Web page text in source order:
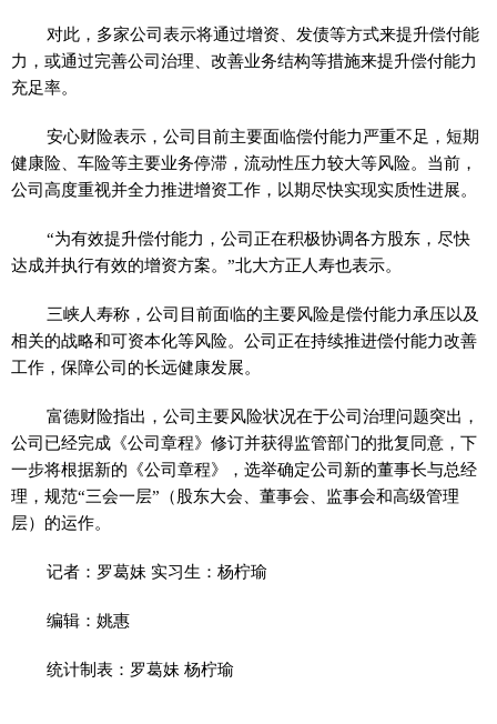
对此，多家公司表示将通过增资、发债等方式来提升偿付能
力，或通过完善公司治理、改善业务结构等措施来提升偿付能力
充足率。
安心财险表示，公司目前主要面临偿付能力严重不足，短期
健康险、车险等主要业务停滞，流动性压力较大等风险。当前，
公司高度重视并全力推进增资工作，以期尽快实现实质性进展。
“为有效提升偿付能力，公司正在积极协调各方股东，尽快
达成并执行有效的增资方案。”北大方正人寿也表示。
三峡人寿称，公司目前面临的主要风险是偿付能力承压以及
相关的战略和可资本化等风险。公司正在持续推进偿付能力改善
工作，保障公司的长远健康发展。
富德财险指出，公司主要风险状况在于公司治理问题突出，
公司已经完成《公司章程》修订并获得监管部门的批复同意，下
一步将根据新的《公司章程》，选举确定公司新的董事长与总经
理，规范“三会一层”（股东大会、董事会、监事会和高级管理
层）的运作。
记者：罗葛妹 实习生：杨柠瑜
编辑：姚惠
统计制表：罗葛妹 杨柠瑜